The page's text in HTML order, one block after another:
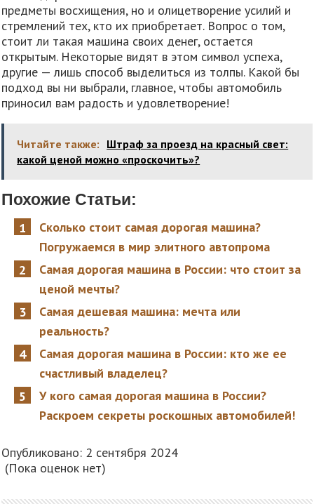
предметы восхищения, но и олицетворение усилий и
стремлений тех, кто их приобретает. Вопрос о том,
стоит ли такая машина своих денег, остается
открытым. Некоторые видят в этом символ успеха,
другие — лишь способ выделиться из толпы. Какой бы
подход вы ни выбрали, главное, чтобы автомобиль
приносил вам радость и удовлетворение!
Читайте также: Штраф за проезд на красный свет:
какой ценой можно «проскочить»?
Похожие Статьи:
Сколько стоит самая дорогая машина?
Погружаемся в мир элитного автопрома
Самая дорогая машина в России: что стоит за
ценой мечты?
Самая дешевая машина: мечта или
реальность?
Самая дорогая машина в России: кто же ее
счастливый владелец?
У кого самая дорогая машина в России?
Раскроем секреты роскошных автомобилей!
Опубликовано: 2 сентября 2024
(Пока оценок нет)